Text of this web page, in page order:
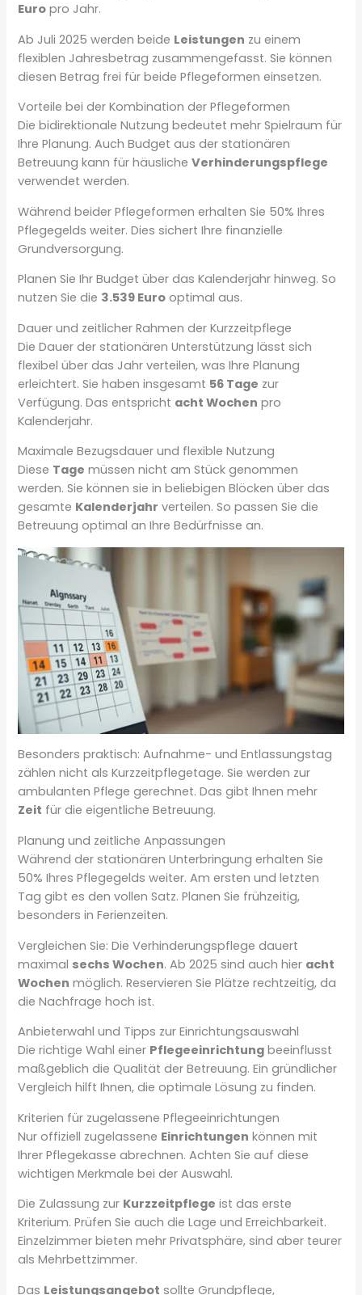
Euro pro Jahr.
Ab Juli 2025 werden beide Leistungen zu einem
flexiblen Jahresbetrag zusammengefasst. Sie können
diesen Betrag frei für beide Pflegeformen einsetzen.
Vorteile bei der Kombination der Pflegeformen
Die bidirektionale Nutzung bedeutet mehr Spielraum für
Ihre Planung. Auch Budget aus der stationären
Betreuung kann für häuslicheVerhinderungspflege
verwendet werden.
Während beider Pflegeformen erhalten Sie 50% Ihres
Pflegegelds weiter. Dies sichert Ihre finanzielle
Grundversorgung.
Planen Sie Ihr Budget über das Kalenderjahr hinweg. So
nutzen Sie die 3.539 Euro optimal aus.
Dauer und zeitlicher Rahmen der Kurzzeitpflege
Die Dauer der stationären Unterstützung lässt sich
flexibel über das Jahr verteilen, was Ihre Planung
erleichtert. Sie haben insgesamt 56 Tage zur
Verfügung. Das entspricht acht Wochen pro
Kalenderjahr.
Maximale Bezugsdauer und flexible Nutzung
Diese Tage müssen nicht am Stück genommen
werden. Sie können sie in beliebigen Blöcken über das
gesamte Kalenderjahr verteilen. So passen Sie die
Betreuung optimal an Ihre Bedürfnisse an.
Besonders praktisch: Aufnahme- und Entlassungstag
zählen nicht als Kurzzeitpflegetage. Sie werden zur
ambulanten Pflege gerechnet. Das gibt Ihnen mehr
Zeit für die eigentliche Betreuung.
Planung und zeitliche Anpassungen
Während der stationären Unterbringung erhalten Sie
50% Ihres Pflegegelds weiter. Am ersten und letzten
Tag gibt es den vollen Satz. Planen Sie frühzeitig,
besonders in Ferienzeiten.
Vergleichen Sie: Die Verhinderungspflege dauert
maximal sechs Wochen. Ab 2025 sind auch hier acht
Wochen möglich. Reservieren Sie Plätze rechtzeitig, da
die Nachfrage hoch ist.
Anbieterwahl und Tipps zur Einrichtungsauswahl
Die richtige Wahl einer Pflegeeinrichtung beeinflusst
maßgeblich die Qualität der Betreuung. Ein gründlicher
Vergleich hilft Ihnen, die optimale Lösung zu finden.
Kriterien für zugelassene Pflegeeinrichtungen
Nur offiziell zugelassene Einrichtungen können mit
Ihrer Pflegekasse abrechnen. Achten Sie auf diese
wichtigen Merkmale bei der Auswahl.
Die Zulassung zur Kurzzeitpflege ist das erste
Kriterium. Prüfen Sie auch die Lage und Erreichbarkeit.
Einzelzimmer bieten mehr Privatsphäre, sind aber teurer
als Mehrbettzimmer.
Das Leistungsangebot sollte Grundpflege,